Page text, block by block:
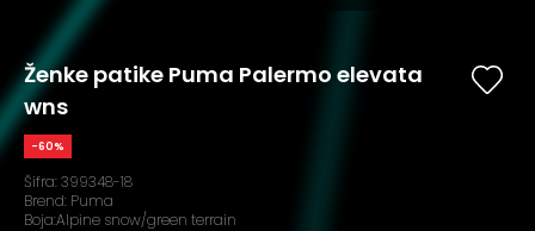
Ženke patike Puma Palermo elevata
wns
-60%
Šifra:399348-18
Brend: Puma
Boja:Alpine snow/green terrain